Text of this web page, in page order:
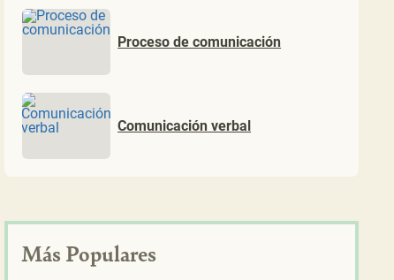
Proceso de comunicación
Comunicación verbal
Más Populares